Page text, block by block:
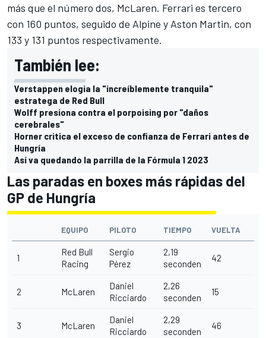
más que el número dos, McLaren. Ferrari es tercero
con 160 puntos, seguido de Alpine y Aston Martin, con
133 y 131 puntos respectivamente.
También lee:
Verstappen elogia la "increíblemente tranquila"
estratega de Red Bull
Wolff presiona contra el porpoising por "daños
cerebrales"
Horner critica el exceso de confianza de Ferrari antes de
Hungría
Así va quedando la parrilla de la Fórmula 1 2023
Las paradas en boxes más rápidas del
GP de Hungría
EQUIPO PILOTO TIEMPO VUELTA
1
Red Bull
Racing
Sergio
Pérez
2,19
seconden
42
2 McLaren
Daniel
Ricciardo
2,26
seconden
15
3 McLaren
Daniel
Ricciardo
2,29
seconden
46